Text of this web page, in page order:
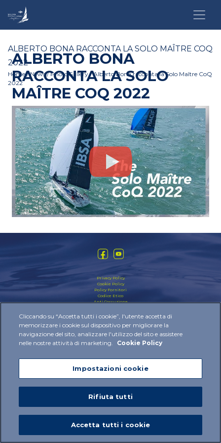
ALBERTO BONA RACCONTA LA SOLO MAÎTRE COQ
2022
Home/News/PhotoGallery/ Alberto Bona racconta la Solo Maître CoQ
2022
ALBERTO BONA
RACCONTA LA SOLO
MAÎTRE COQ 2022
Privacy Policy
Cookie Policy
Policy Fornitori
Codice Etico
Anti Corruzione
Cliccando su “Accetta tutti i cookie”, l'utente accetta di
memorizzare i cookie sul dispositivo per migliorare la
navigazione del sito, analizzare l'utilizzo del sito e assistere
nelle nostre attività di marketing.
Cookie Policy
Impostazioni cookie
Rifiuta tutti
Accetta tutti i cookie